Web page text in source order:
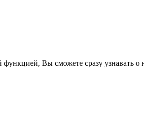
Вы сможете сразу узнавать о